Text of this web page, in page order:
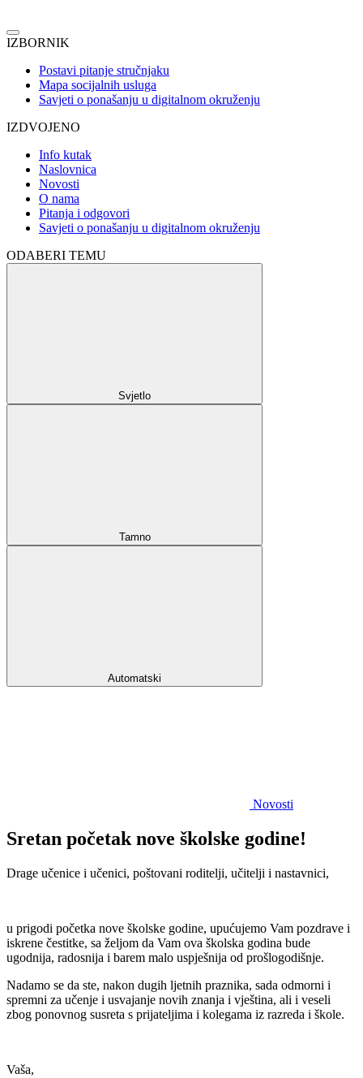
IZBORNIK
Postavi pitanje stručnjaku
Mapa socijalnih usluga
Savjeti o ponašanju u digitalnom okruženju
IZDVOJENO
Info kutak
Naslovnica
Novosti
O nama
Pitanja i odgovori
Savjeti o ponašanju u digitalnom okruženju
ODABERI TEMU
Svjetlo
Tamno
Automatski
Novosti
Sretan početak nove školske godine!
Drage učenice i učenici, poštovani roditelji, učitelji i nastavnici,
u prigodi početka nove školske godine, upućujemo Vam pozdrave i
iskrene čestitke, sa željom da Vam ova školska godina bude
ugodnija, radosnija i barem malo uspješnija od prošlogodišnje.
Nadamo se da ste, nakon dugih ljetnih praznika, sada odmorni i
spremni za učenje i usvajanje novih znanja i vještina, ali i veseli
zbog ponovnog susreta s prijateljima i kolegama iz razreda i škole.
Vaša,